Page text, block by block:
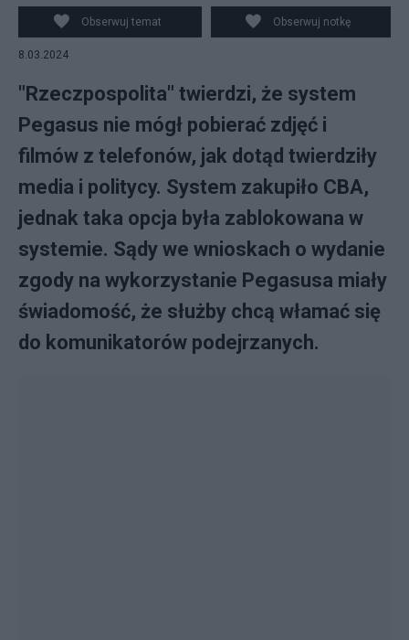
Obserwuj temat Obserwuj notkę
8.03.2024
"Rzeczpospolita" twierdzi, że system
Pegasus nie mógł pobierać zdjęć i
filmów z telefonów, jak dotąd twierdziły
media i politycy. System zakupiło CBA,
jednak taka opcja była zablokowana w
systemie. Sądy we wnioskach o wydanie
zgody na wykorzystanie Pegasusa miały
świadomość, że służby chcą włamać się
do komunikatorów podejrzanych.